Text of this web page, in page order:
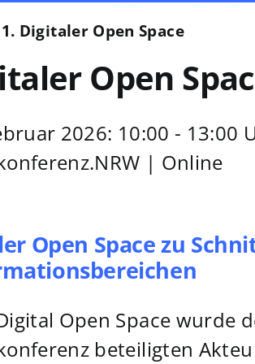
1. Digitaler Open Space
Open
2026: 10:00 - 13:00
| Online
Open Space zu
Open Space wurde
beteiligten